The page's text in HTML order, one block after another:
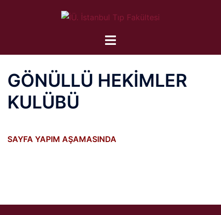
GÖNÜLLÜ HEKİMLER
KULÜBÜ
SAYFA YAPIM AŞAMASINDA